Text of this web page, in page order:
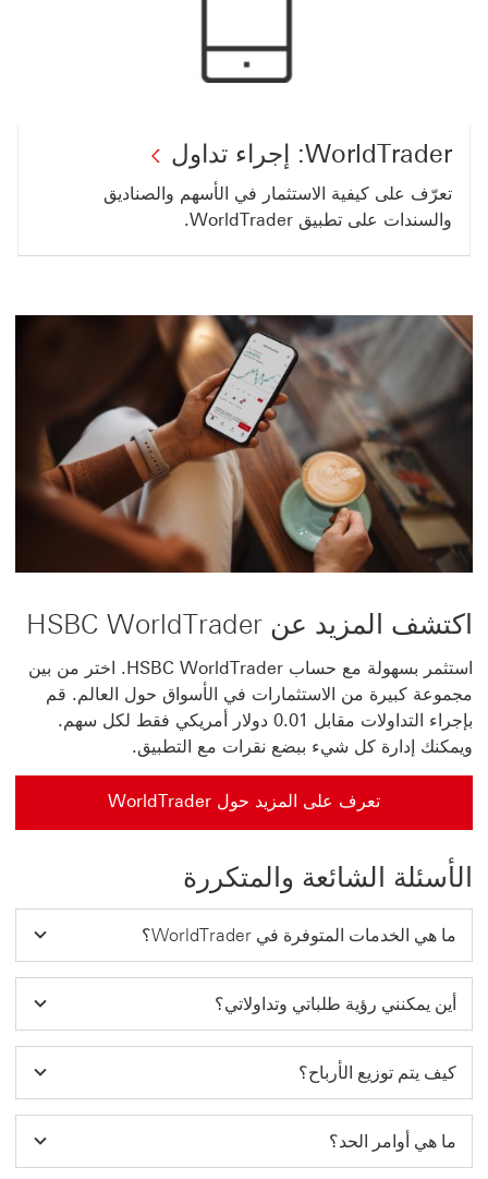
WorldTrader: إجراء تداول
تعرّف على كيفية الاستثمار في الأسهم والصناديق
والسندات على تطبيق WorldTrader.
اكتشف المزيد عن HSBC WorldTrader
استثمر بسهولة مع حساب HSBC WorldTrader. اختر من بين
مجموعة كبيرة من الاستثمارات في الأسواق حول العالم. قم
بإجراء التداولات مقابل 0.01 دولار أمريكي فقط لكل سهم.
ويمكنك إدارة كل شيء ببضع نقرات مع التطبيق.
تعرف على المزيد حول WorldTrader
الأسئلة الشائعة والمتكررة
ما هي الخدمات المتوفرة في WorldTrader؟
أين يمكنني رؤية طلباتي وتداولاتي؟
كيف يتم توزيع الأرباح؟
ما هي أوامر الحد؟